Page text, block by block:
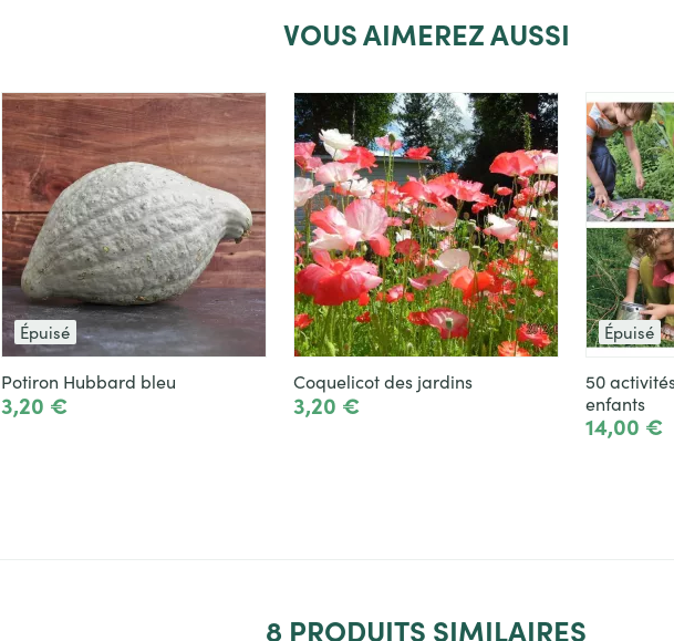
VOUSAIMEREZ AUSSI
Épuisé
Potiron Hubbard bleu
3,20 €
Coquelicot des jardins
3,20 €
Épuisé
50
enfants
14,00 €
8 PRODUITS SIMILAIRES